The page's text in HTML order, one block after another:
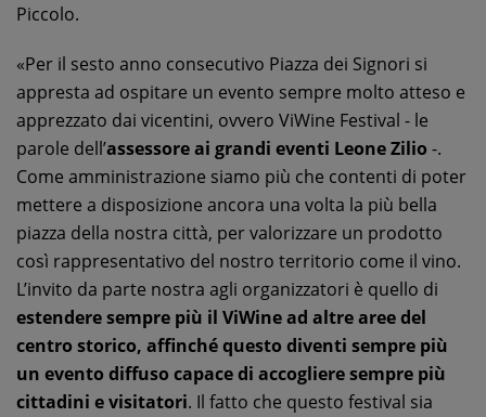
Piccolo.
«Per il sesto anno consecutivo Piazza dei Signori si
appresta ad ospitare un evento sempre molto atteso e
apprezzato dai vicentini, ovvero ViWine Festival - le
parole dell’assessore ai grandi eventi Leone Zilio -.
Come amministrazione siamo più che contenti di poter
mettere a disposizione ancora una volta la più bella
piazza della nostra città, per valorizzare un prodotto
così rappresentativo del nostro territorio come il vino.
L’invito da parte nostra agli organizzatori è quello di
estendere sempre più il ViWine ad altre aree del
centro storico, affinché questo diventi sempre più
un evento diffuso capace di accogliere sempre più
cittadini e visitatori. Il fatto che questo festival sia